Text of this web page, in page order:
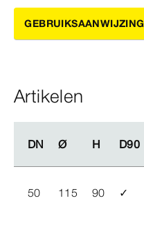
GEBRUIKSAANWIJZING
Artikelen
DN Ø H D90
DN Ø H D90
50 115 90 ✓